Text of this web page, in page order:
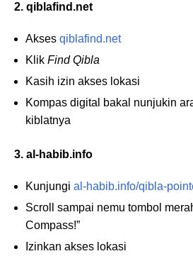
2. qiblafind.net
Akses qiblafind.net
Klik Find Qibla
Kasih izin akses lokasi
Kompas digital bakal nunjukin
kiblatnya
3. al-habib.info
Kunjungi al-habib.info/qibla-
Scroll sampai nemu tombol
Compass!”
Izinkan akses lokasi